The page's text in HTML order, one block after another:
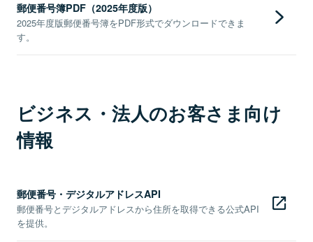
郵便番号簿PDF（2025年度版）
2025年度版郵便番号簿をPDF形式でダウンロードできま
す。
ビジネス・法人のお客さま向け
情報
郵便番号・デジタルアドレスAPI
郵便番号とデジタルアドレスから住所を取得できる公式API
を提供。